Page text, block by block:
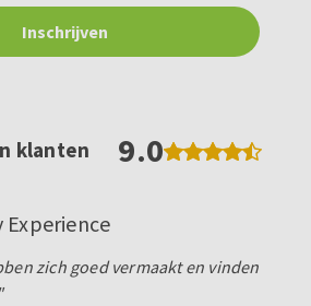
klanten
9.0
zich goed vermaakt en vinden